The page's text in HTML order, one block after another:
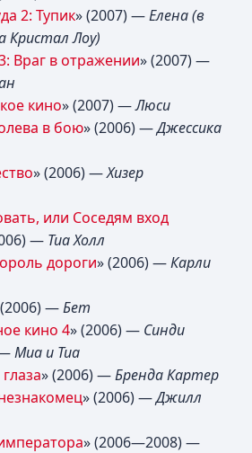
2: Тупик» (2007) —Елена (в
Кристал Лоу)
Враг в отражении» (2007) —
кино» (2007) —Люси
в бою» (2006) —Джессика
» (2006) —Хизер
или Соседям вход
— Тиа Холл
дороги» (2006) —Карли
—Бет
кино 4» (2006) — Синди
Миа и Тиа
» (2006) —Бренда Картер
» (2006) —Джилл
» (2006—2008) —